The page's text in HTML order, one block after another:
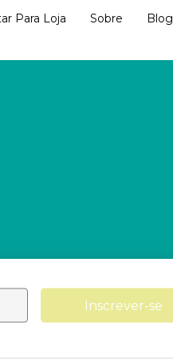
Para Loja Sobre Blog
Inscrever-se